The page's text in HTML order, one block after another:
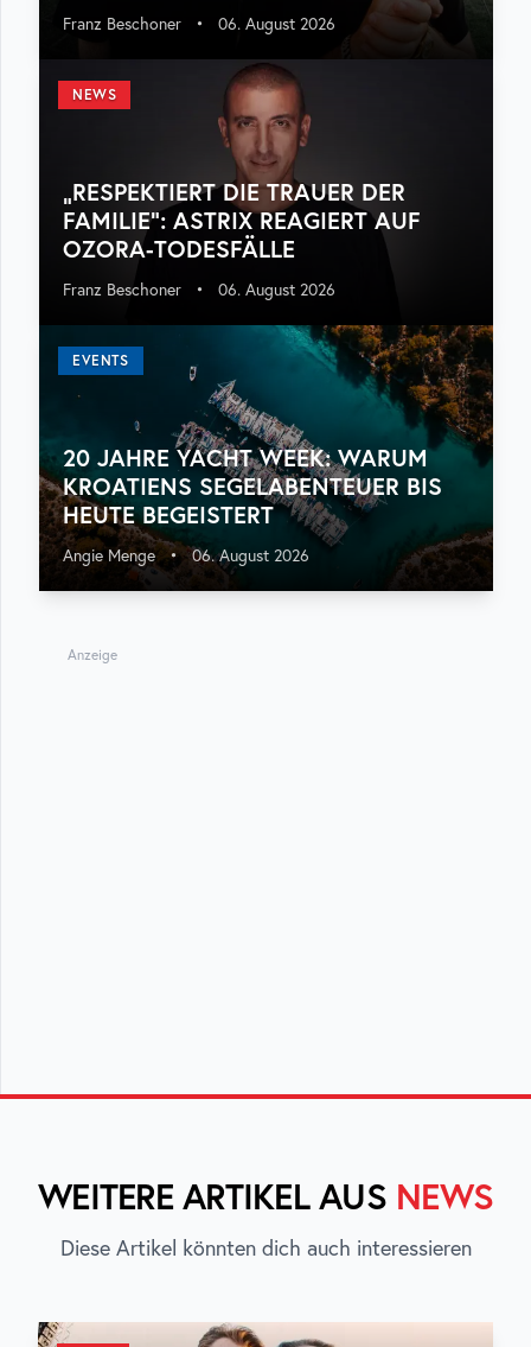
Franz Beschoner • 06. August 2026
NEWS
„RESPEKTIERT DIE TRAUER DER
FAMILIE“: ASTRIX REAGIERT AUF
OZORA-TODESFÄLLE
Franz Beschoner • 06. August 2026
EVENTS
20 JAHRE YACHT WEEK: WARUM
KROATIENS SEGELABENTEUER BIS
HEUTE BEGEISTERT
Angie Menge • 06. August 2026
Anzeige
WEITERE ARTIKEL AUS NEWS
Diese Artikel könnten dich auch interessieren